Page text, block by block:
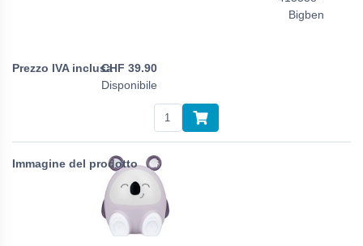
Bigben
CHF 39.90
Disponibile